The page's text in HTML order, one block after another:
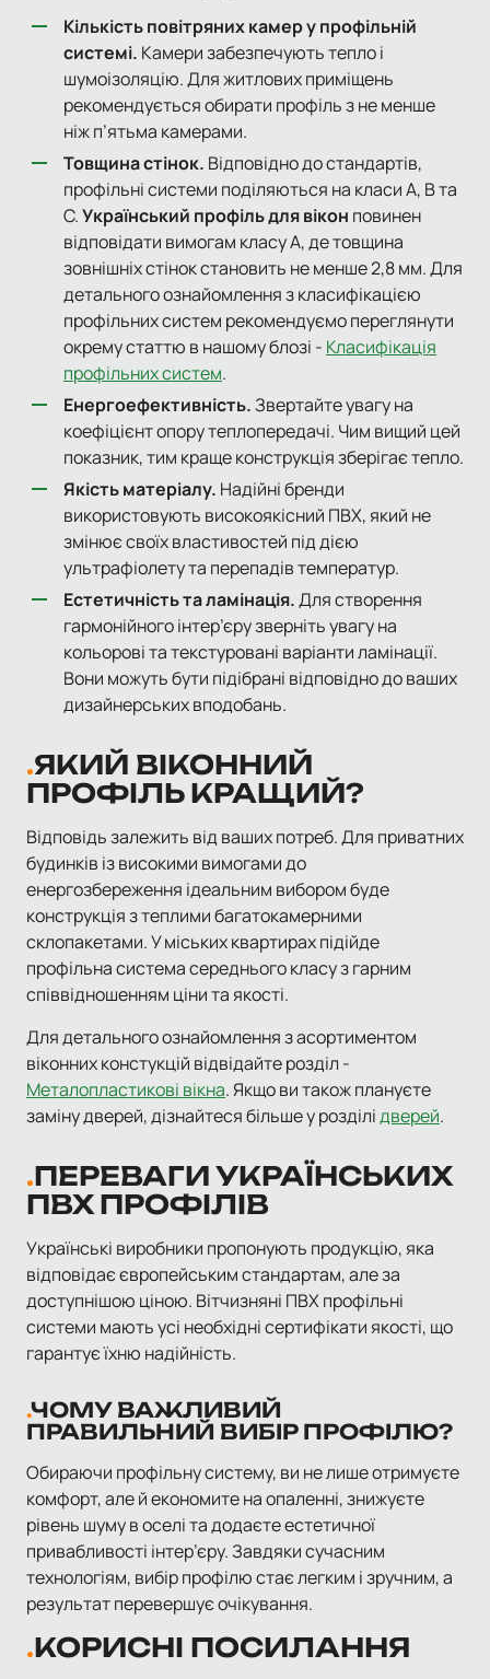
Кількість повітряних камер у профільній
системі. Камери забезпечують тепло і
шумоізоляцію. Для житлових приміщень
рекомендується обирати профіль з не менше
ніж п’ятьма камерами.
Товщина стінок. Відповідно до стандартів,
профільні системи поділяються на класи A, B та
C.Український профіль для вікон повинен
відповідати вимогам класу A, де товщина
зовнішніх стінок становить не менше 2,8 мм. Для
детального ознайомлення з класифікацією
профільних систем рекомендуємо переглянути
окрему статтю в нашому блозі - Класифікація
профільних систем.
Енергоефективність.Звертайте увагу на
коефіцієнт опору теплопередачі. Чим вищий цей
показник, тим краще конструкція зберігає тепло.
Якість матеріалу. Надійні бренди
використовують високоякісний ПВХ, який не
змінює своїх властивостей під дією
ультрафіолету та перепадів температур.
Естетичність та ламінація.Для створення
гармонійного інтер’єру зверніть увагу на
кольорові та текстуровані варіанти ламінації.
Вони можуть бути підібрані відповідно до ваших
дизайнерських вподобань.
ЯКИЙ ВІКОННИЙ
ПРОФІЛЬ КРАЩИЙ?
Відповідь залежить від ваших потреб. Для приватних
будинків із високими вимогами до
енергозбереження ідеальним вибором буде
конструкція з теплими багатокамерними
склопакетами. У міських квартирах підійде
профільна система середнього класу з гарним
співвідношенням ціни та якості.
Для детального ознайомлення з асортиментом
віконних констукцій відвідайте розділ -
Металопластикові вікна. Якщо ви також плануєте
заміну дверей, дізнайтеся більше у розділідверей.
ПЕРЕВАГИ УКРАЇНСЬКИХ
ПВХ ПРОФІЛІВ
Українські виробники пропонують продукцію, яка
відповідає європейським стандартам, але за
доступнішою ціною. Вітчизняні ПВХ профільні
системи мають усі необхідні сертифікати якості, що
гарантує їхню надійність.
ЧОМУ ВАЖЛИВИЙ
ПРАВИЛЬНИЙ ВИБІР ПРОФІЛЮ?
Обираючи профільну систему, ви не лише отримуєте
комфорт, але й економите на опаленні, знижуєте
рівень шуму в оселі та додаєте естетичної
привабливості інтер’єру. Завдяки сучасним
технологіям, вибір профілю стає легким і зручним, а
результат перевершує очікування.
КОРИСНІ ПОСИЛАННЯ